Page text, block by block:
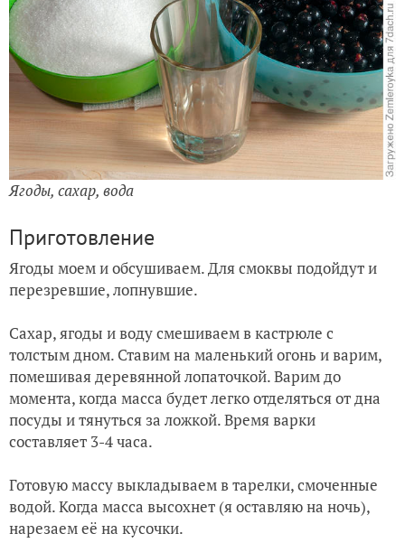
Ягоды, сахар, вода
Приготовление
Ягоды моем и обсушиваем. Для смоквы подойдут и
перезревшие, лопнувшие.
Сахар, ягоды и воду смешиваем в кастрюле с
толстым дном. Ставим на маленький огонь и варим,
помешивая деревянной лопаточкой. Варим до
момента, когда масса будет легко отделяться от дна
посуды и тянуться за ложкой. Время варки
составляет 3-4 часа.
Готовую массу выкладываем в тарелки, смоченные
водой. Когда масса высохнет (я оставляю на ночь),
нарезаем её на кусочки.